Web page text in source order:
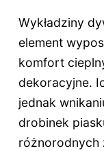
Wykładziny
element
komfort
dekoracyjne.
jednak
drobinek
różnorodnych